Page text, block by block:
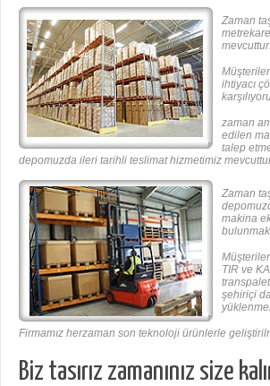
Zaman
mevcuttur.
ihtiyacı
zaman
edilen
talep
depomuzda ileri tarihli teslimat hizmetimiz
Zaman
makina
TIR ve
şehiriçi
Firmamız herzaman son teknoloji ürünlerle
Biz tasırız zamanınız size